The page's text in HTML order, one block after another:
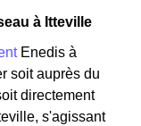
à Itteville
Enedis à
soit auprès du
directement
s'agissant